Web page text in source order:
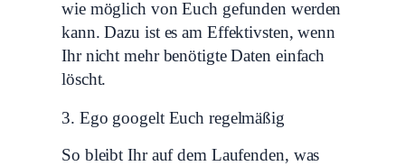
wie möglich von Euch gefunden werden
kann. Dazu ist es am Effektivsten, wenn
Ihr nicht mehr benötigte Daten einfach
löscht.
3. Ego googelt Euch regelmäßig
So bleibt Ihr auf dem Laufenden, was